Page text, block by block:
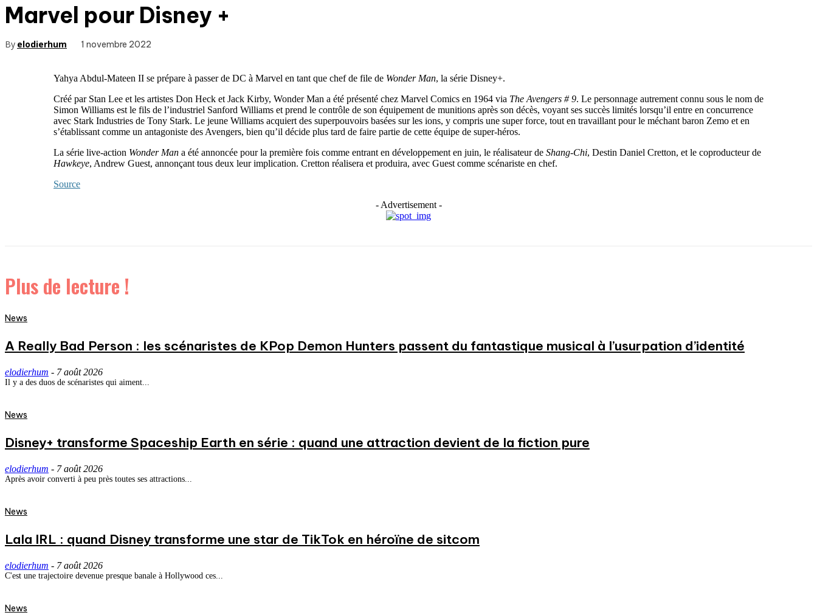
Marvel pour Disney +
By elodierhum 1 novembre 2022
Yahya Abdul-Mateen II se prépare à passer de DC à Marvel en tant que chef de file de Wonder Man, la série Disney+.
Créé par Stan Lee et les artistes Don Heck et Jack Kirby, Wonder Man a été présenté chez Marvel Comics en 1964 via The Avengers # 9. Le personnage autrement connu sous le nom de
Simon Williams est le fils de l’industriel Sanford Williams et prend le contrôle de son équipement de munitions après son décès, voyant ses succès limités lorsqu’il entre en concurrence
avec Stark Industries de Tony Stark. Le jeune Williams acquiert des superpouvoirs basées sur les ions, y compris une super force, tout en travaillant pour le méchant baron Zemo et en
s’établissant comme un antagoniste des Avengers, bien qu’il décide plus tard de faire partie de cette équipe de super-héros.
La série live-action Wonder Man a été annoncée pour la première fois comme entrant en développement en juin, le réalisateur de Shang-Chi, Destin Daniel Cretton, et le coproducteur de
Hawkeye, Andrew Guest, annonçant tous deux leur implication. Cretton réalisera et produira, avec Guest comme scénariste en chef.
Source
- Advertisement -
Plus de lecture !
News
A Really Bad Person : les scénaristes de KPop Demon Hunters passent du fantastique musical à l’usurpation d’identité
elodierhum - 7 août 2026
Il y a des duos de scénaristes qui aiment...
News
Disney+ transforme Spaceship Earth en série : quand une attraction devient de la fiction pure
elodierhum - 7 août 2026
Après avoir converti à peu près toutes ses attractions...
News
Lala IRL : quand Disney transforme une star de TikTok en héroïne de sitcom
elodierhum - 7 août 2026
C'est une trajectoire devenue presque banale à Hollywood ces...
News